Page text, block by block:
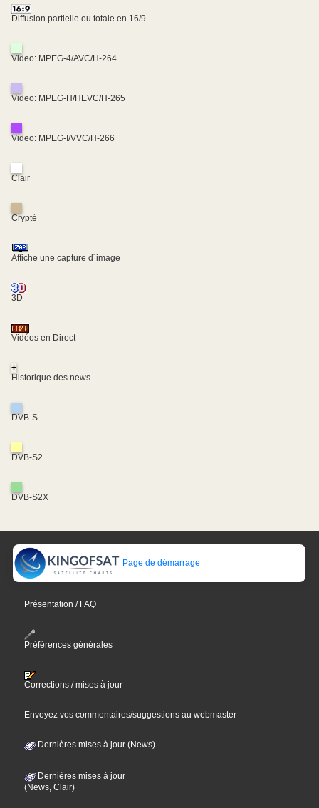
Diffusion partielle ou totale en 16/9
Video: MPEG-4/AVC/H-264
Video: MPEG-H/HEVC/H-265
Video: MPEG-I/VVC/H-266
Clair
Crypté
Affiche une capture d´image
3D
Vidéos en Direct
+
Historique des news
DVB-S
DVB-S2
DVB-S2X
Page de démarrage
Présentation / FAQ
Préférences générales
Corrections / mises à jour
Envoyez vos commentaires/suggestions au webmaster
Dernières mises à jour (News)
Dernières mises à jour
(News, Clair)